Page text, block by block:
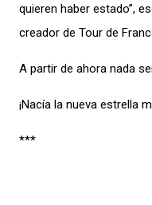
quieren haber estado”,
creador de Tour de
A partir de ahora nada
¡Nacía la nueva estrella
***